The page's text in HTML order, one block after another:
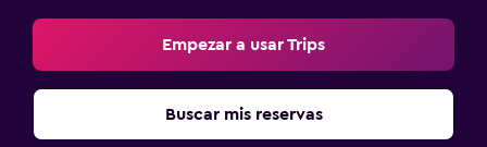
Botiquín de primeros auxilios
Cámaras CCTV en zonas comunes
Mosquitera
Empezar a usar Trips
Buscar mis reservas